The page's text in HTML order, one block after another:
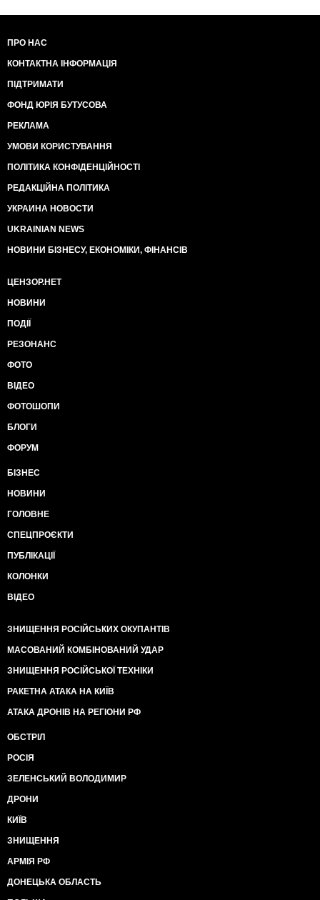
ПРО НАС
КОНТАКТНА ІНФОРМАЦІЯ
ПІДТРИМАТИ
ФОНД ЮРІЯ БУТУСОВА
РЕКЛАМА
УМОВИ КОРИСТУВАННЯ
ПОЛІТИКА КОНФІДЕНЦІЙНОСТІ
РЕДАКЦІЙНА ПОЛІТИКА
УКРАИНА НОВОСТИ
UKRAINIAN NEWS
НОВИНИ БІЗНЕСУ, ЕКОНОМІКИ, ФІНАНСІВ
ЦЕНЗОР.НЕТ
НОВИНИ
ПОДІЇ
РЕЗОНАНС
ФОТО
ВІДЕО
ФОТОШОПИ
БЛОГИ
ФОРУМ
БІЗНЕС
НОВИНИ
ГОЛОВНЕ
СПЕЦПРОЄКТИ
ПУБЛІКАЦІЇ
КОЛОНКИ
ВІДЕО
ЗНИЩЕННЯ РОСІЙСЬКИХ ОКУПАНТІВ
МАСОВАНИЙ КОМБІНОВАНИЙ УДАР
ЗНИЩЕННЯ РОСІЙСЬКОЇ ТЕХНІКИ
РАКЕТНА АТАКА НА КИЇВ
АТАКА ДРОНІВ НА РЕГІОНИ РФ
ОБСТРІЛ
РОСІЯ
ЗЕЛЕНСЬКИЙ ВОЛОДИМИР
ДРОНИ
КИЇВ
ЗНИЩЕННЯ
АРМІЯ РФ
ДОНЕЦЬКА ОБЛАСТЬ